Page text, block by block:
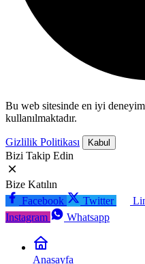
Bu web sitesinde en iyi
kullanılmaktadır.
Gizlilik Politikası Kabul
Bizi Takip Edin
Bize Katılın
Facebook
Twitter
Instagram
Whatsapp
Anasayfa